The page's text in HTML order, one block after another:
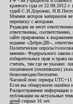
краевого суда от 22.08.2012
судей С.И.Дорожко,
Мнения авторов материалов
переписку с авторами.
Редакция не несет
ответственны,
сайте приравнены к
издание «Дебри-ДВ»,
Политические опросы/
мнения» Федерального
избирательных прав и права
считать, там где не указано:
оплатившее (оплативших)
безвозмездно/бесплатно.
Часовой пояс сервера
Если вы обнаружили ошибки
Распространение информации
публикации на актуальные
детей старше 16 лет.